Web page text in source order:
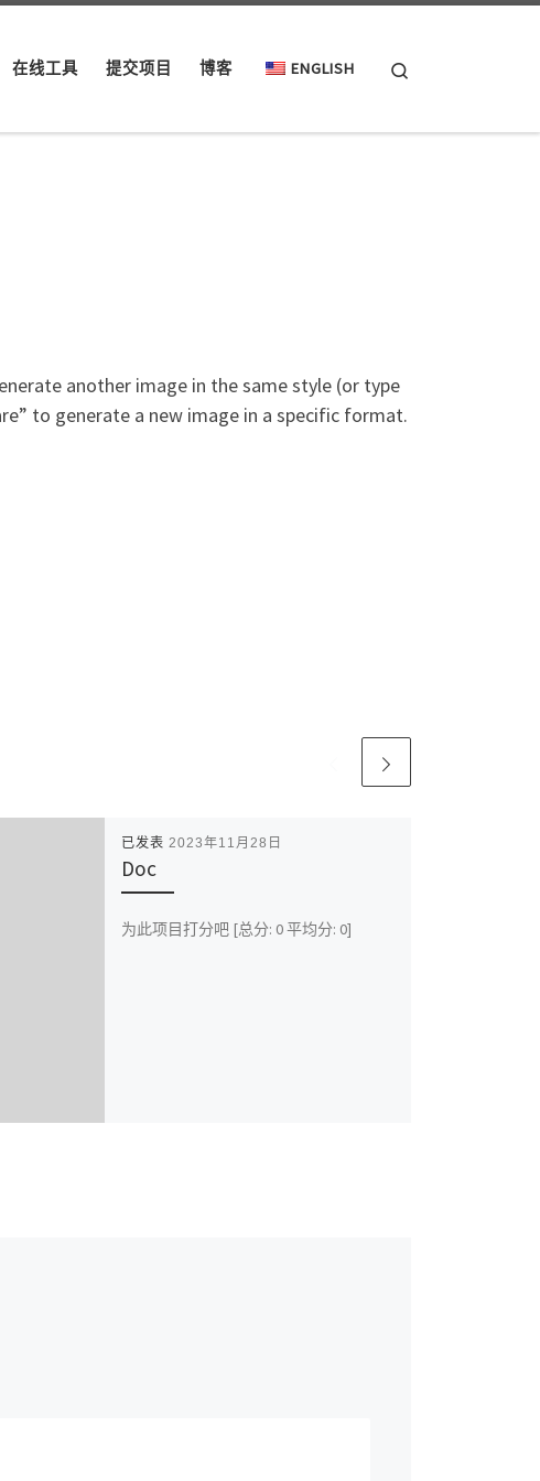
在线工具 提交项目 博客 ENGLISH
another image in the same style (or type
to generate a new image in a specific format.
已发表 2023年11月28日
Doc
为此项目打分吧 [总分: 0 平均分: 0]